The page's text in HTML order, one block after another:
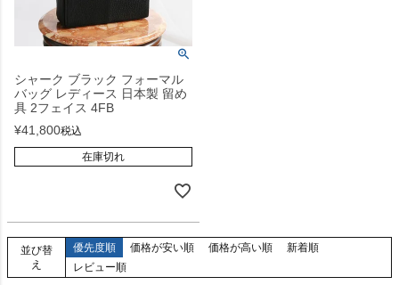
シャーク ブラック フォーマル
バッグ レディース 日本製 留め
具 2フェイス 4FB
¥41,800税込
在庫切れ
並び替
え
優先度順 価格が安い順 価格が高い順
新着順
レビュー順